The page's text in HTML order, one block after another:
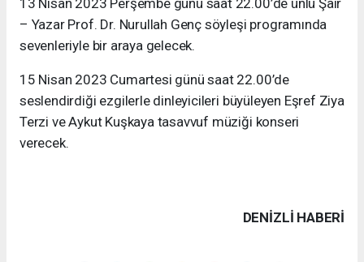
– Yazar Prof. Dr. Nurullah Genç söyleşi programında
sevenleriyle bir araya gelecek.
15 Nisan 2023 Cumartesi günü saat 22.00’de
seslendirdiği ezgilerle dinleyicileri büyüleyen Eşref Ziya
Terzi ve Aykut Kuşkaya tasavvuf müziği konseri
verecek.
DENIZLI HABERİ